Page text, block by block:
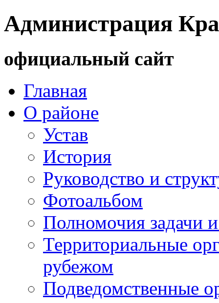
Администрация
официальный сайт
Главная
О районе
Устав
История
Руководство и
Фотоальбом
Полномочия задачи
Территориальные
рубежом
Подведомственные